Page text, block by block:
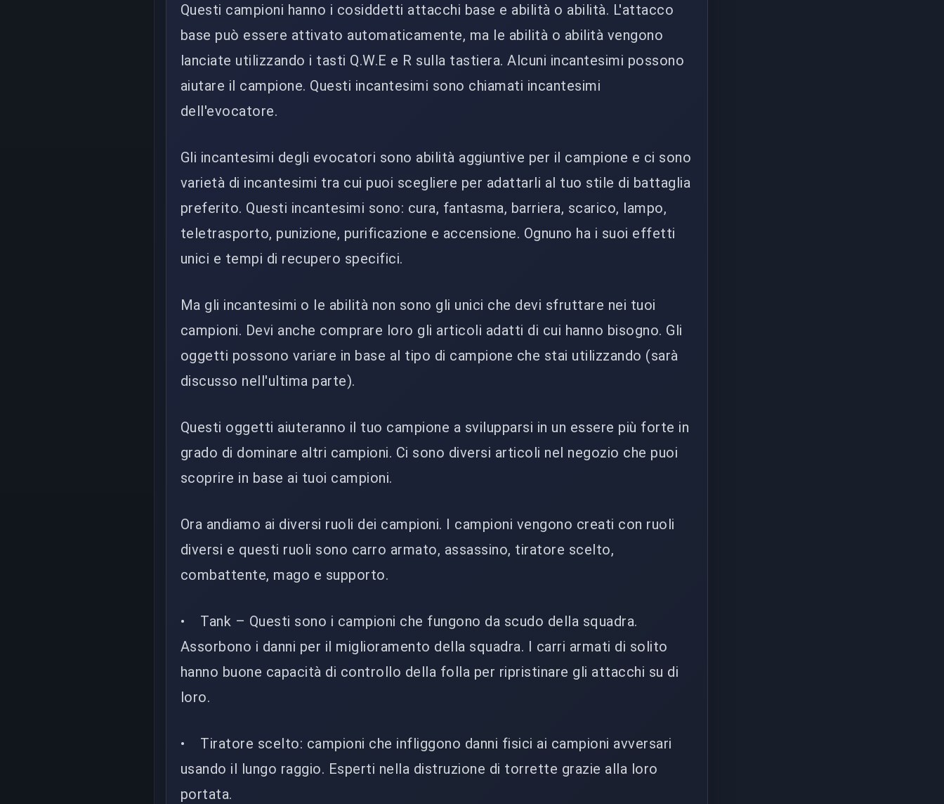
Questi campioni hanno i cosiddetti attacchi base e abilità o abilità. L'attacco
base può essere attivato automaticamente, ma le abilità o abilità vengono
lanciate utilizzando i tasti Q.W.E e R sulla tastiera. Alcuni incantesimi possono
aiutare il campione. Questi incantesimi sono chiamati incantesimi
dell'evocatore.
Gli incantesimi degli evocatori sono abilità aggiuntive per il campione e ci sono
varietà di incantesimi tra cui puoi scegliere per adattarli al tuo stile di battaglia
preferito. Questi incantesimi sono: cura, fantasma, barriera, scarico, lampo,
teletrasporto, punizione, purificazione e accensione. Ognuno ha i suoi effetti
unici e tempi di recupero specifici.
Ma gli incantesimi o le abilità non sono gli unici che devi sfruttare nei tuoi
campioni. Devi anche comprare loro gli articoli adatti di cui hanno bisogno. Gli
oggetti possono variare in base al tipo di campione che stai utilizzando (sarà
discusso nell'ultima parte).
Questi oggetti aiuteranno il tuo campione a svilupparsi in un essere più forte in
grado di dominare altri campioni. Ci sono diversi articoli nel negozio che puoi
scoprire in base ai tuoi campioni.
Ora andiamo ai diversi ruoli dei campioni. I campioni vengono creati con ruoli
diversi e questi ruoli sono carro armato, assassino, tiratore scelto,
combattente, mago e supporto.
• Tank – Questi sono i campioni che fungono da scudo della squadra.
Assorbono i danni per il miglioramento della squadra. I carri armati di solito
hanno buone capacità di controllo della folla per ripristinare gli attacchi su di
loro.
• Tiratore scelto: campioni che infliggono danni fisici ai campioni avversari
usando il lungo raggio. Esperti nella distruzione di torrette grazie alla loro
portata.